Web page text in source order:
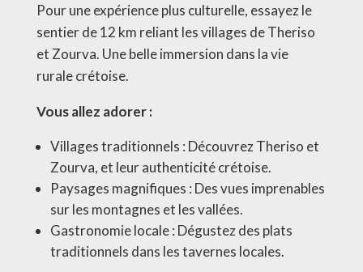
Pour une expérience plus culturelle, essayez le
sentier de 12 km reliant les villages de Theriso
et Zourva. Une belle immersion dans la vie
rurale crétoise.
Vous allez adorer :
Villages traditionnels : Découvrez Theriso et
Zourva, et leur authenticité crétoise.
Paysages magnifiques : Des vues imprenables
sur les montagnes et les vallées.
Gastronomie locale : Dégustez des plats
traditionnels dans les tavernes locales.